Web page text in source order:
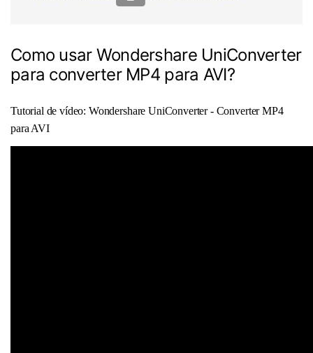
Como usar Wondershare UniConverter
para converter MP4 para AVI?
Tutorial de vídeo: Wondershare UniConverter - Converter MP4
para AVI